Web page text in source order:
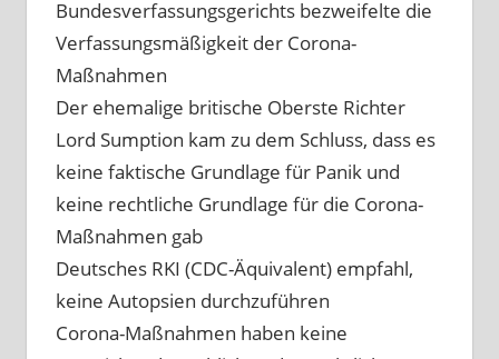
Bundesverfassungsgerichts bezweifelte die
Verfassungsmäßigkeit der Corona-
Maßnahmen
Der ehemalige britische Oberste Richter
Lord Sumption kam zu dem Schluss, dass es
keine faktische Grundlage für Panik und
keine rechtliche Grundlage für die Corona-
Maßnahmen gab
Deutsches RKI (CDC-Äquivalent) empfahl,
keine Autopsien durchzuführen
Corona-Maßnahmen haben keine